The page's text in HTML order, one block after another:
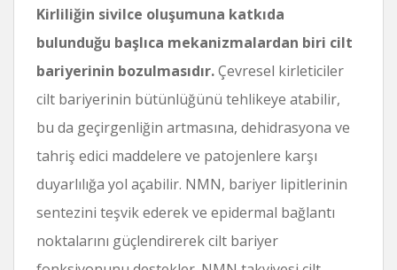
Kirliliğin sivilce oluşumuna katkıda
bulunduğu başlıca mekanizmalardan biri cilt
bariyerinin bozulmasıdır.Çevresel kirleticiler
cilt bariyerinin bütünlüğünü tehlikeye atabilir,
bu da geçirgenliğin artmasına, dehidrasyona ve
tahriş edici maddelere ve patojenlere karşı
duyarlılığa yol açabilir. NMN, bariyer lipitlerinin
sentezini teşvik ederek ve epidermal bağlantı
noktalarını güçlendirerek cilt bariyer